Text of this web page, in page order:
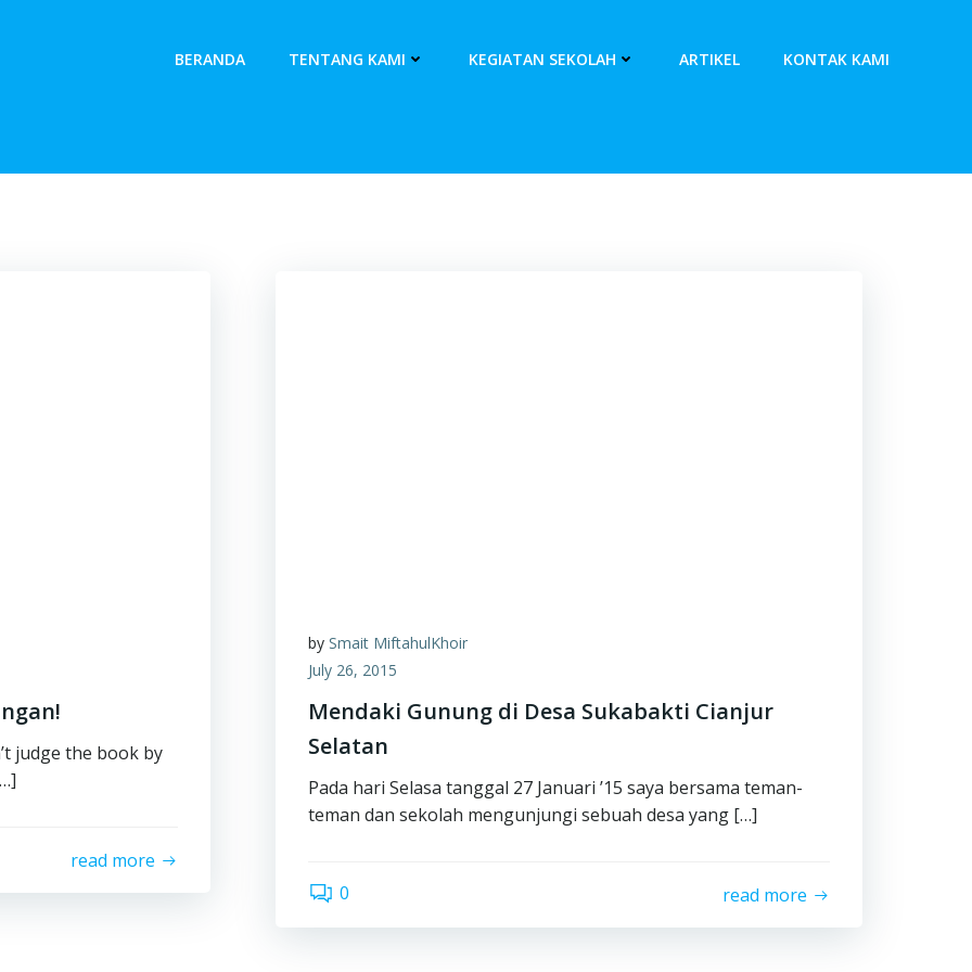
BERANDA TENTANG KAMI KEGIATAN SEKOLAH ARTIKEL KONTAK KAMI
judge the book by
read more
by Smait MiftahulKhoir
July 26, 2015
Mendaki Gunung di Desa Sukabakti Cianjur
Selatan
Pada hari Selasa tanggal 27 Januari ’15 saya bersama teman-
teman dan sekolah mengunjungi sebuah desa yang […]
0 read more